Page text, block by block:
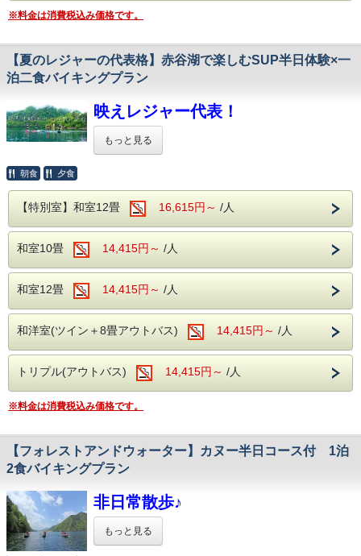
季節ごとの魅力溢れる利根川で
みなかみの夏をご堪能ください！
【集合場所】
------------------------------------------------
フォレスト＆ウォーター
------------------------------------------------
ご予約の際に下記の問いにお答えください。
ご希望プラン：ラフティング体験/キャニオニ
ング体験
ご希望日時 ：ご宿泊日/宿泊翌日
ご希望時間帯：ラフティング (8:45～/10:45
～/13:15～）
※8月8日～16日（8:30
～/10:30～/12:30～/14:30～）
キャニオニング (8:45～/12:45
～）
※8月8日～16日（8:30
～/11:00～/13:30～）
ご希望の日時にご予約ができない場合、再度
【キャニオニング】
清流の中を歩いたり泳いだりしながら、
渓谷を全身で満喫できます。
夏休みの思い出を作りに出かけよう
以下の内容は、
ご予約にあたって重要事項となりますので、
ご希望プラン：ラフティング体験/キャニオニ
ング体験
ご希望日時 ：ご宿泊日/宿泊翌日
ご希望時間帯：ラフティング (9:00～/11:30
～/14:00～）
キャニオニング (9:00～/13:00
～）
【持ち物について】
・保険証
・水着もしくは替えの下着バスタオル
・濡れても良い靴（サンダル不可）
・やる気・勇気・元気と最高の笑顔！
※料金は消費税込み価格です。
【夏のレジャーの代表格】赤谷湖で楽しむSUP半日体験×一
泊二食バイキングプラン
映えレジャー代表！
谷川連峰を望む「赤谷湖」で、
水上アクティビティ「SUP」を体験！
ボードの上に立ってパドルで進むSUPは、
初心者やお子さまでも安心して
楽しめる夏の人気レジャーです♪
ガイド付きなので初めてでもＯＫ！
夏の思い出つくりにぴったりの体験です。
【ツアー時間】
午前の部 9:00～（集合 8:50）
※ご宿泊当日または翌日に参加可能です。
※ツアー会社に確認のうえ、
再度ご連絡いたします。
※送迎をご希望の場合は、お電話にて
もっと見る
朝食 夕食
【特別室】和室12畳 16,615円～ /人
和室10畳 14,415円～ /人
和室12畳 14,415円～ /人
和洋室(ツイン＋8畳アウトバス) 14,415円～ /人
トリプル(アウトバス) 14,415円～ /人
※料金は消費税込み価格です。
【フォレストアンドウォーター】カヌー半日コース付 1泊
2食バイキングプラン
非日常散歩♪
もっと見る